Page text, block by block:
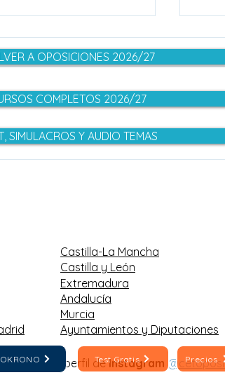
Test Gratis Precios
A OPOSICIONES 2026/27
COMPLETOS 2026/27
SIMULACROS Y AUDIO TEMAS
Castilla-La Mancha
Castilla y León
Extremadura
Andalucía
Murcia
Ayuntamientos y Diputaciones
y nuestro perfil deInstagram